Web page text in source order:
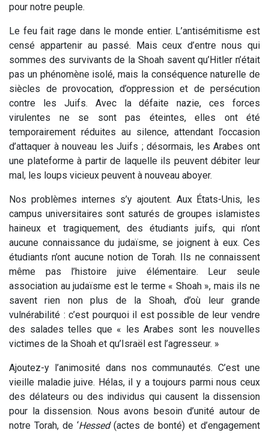
pour notre peuple.
Le feu fait rage dans le monde entier. L’antisémitisme est
censé appartenir au passé. Mais ceux d’entre nous qui
sommes des survivants de la Shoah savent qu’Hitler n’était
pas un phénomène isolé, mais la conséquence naturelle de
siècles de provocation, d’oppression et de persécution
contre les Juifs. Avec la défaite nazie, ces forces
virulentes ne se sont pas éteintes, elles ont été
temporairement réduites au silence, attendant l’occasion
d’attaquer à nouveau les Juifs ; désormais, les Arabes ont
une plateforme à partir de laquelle ils peuvent débiter leur
mal, les loups vicieux peuvent à nouveau aboyer.
Nos problèmes internes s’y ajoutent. Aux États-Unis, les
campus universitaires sont saturés de groupes islamistes
haineux et tragiquement, des étudiants juifs, qui n’ont
aucune connaissance du judaïsme, se joignent à eux. Ces
étudiants n’ont aucune notion de Torah. Ils ne connaissent
même pas l’histoire juive élémentaire. Leur seule
association au judaïsme est le terme « Shoah », mais ils ne
savent rien non plus de la Shoah, d’où leur grande
vulnérabilité : c’est pourquoi il est possible de leur vendre
des salades telles que « les Arabes sont les nouvelles
victimes de la Shoah et qu’Israël est l’agresseur. »
Ajoutez-y l’animosité dans nos communautés. C’est une
vieille maladie juive. Hélas, il y a toujours parmi nous ceux
des délateurs ou des individus qui causent la dissension
pour la dissension. Nous avons besoin d’unité autour de
notre Torah, de ‘Hessed(actes de bonté) et d’engagement